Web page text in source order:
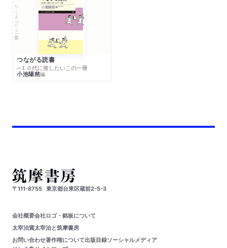
ちくまプリマー新書
つながる読書
─１０代に推したいこの一冊
小池陽慈編
〒111-8755 東京都台東区蔵前2-5-3
会社概要会社ロゴ・銘板について
太宰治賞太宰治と筑摩書房
お問い合わせ著作権について出版目録ソーシャルメディア